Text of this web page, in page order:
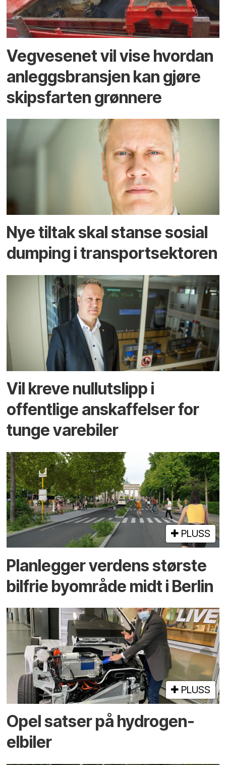
Vegvesenet vil vise hvordan
anleggsbransjen kan gjøre
skipsfarten grønnere
Nye tiltak skal stanse sosial
dumping i transportsektoren
Vil kreve nullutslipp i
offentlige anskaffelser for
tunge varebiler
PLUSS
Planlegger verdens største
bilfrie byområde midt i Berlin
PLUSS
Opel satser på hydrogen-
elbiler